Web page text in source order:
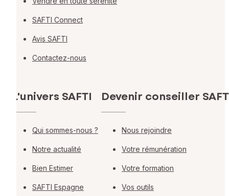
SAFTI Connect
Avis SAFTI
Contactez-nous
L'univers SAFTI
Qui sommes-nous ?
Notre actualité
Bien Estimer
SAFTI Espagne
Devenir conseiller
Nous rejoindre
Votre rémunération
Votre formation
Vos outils